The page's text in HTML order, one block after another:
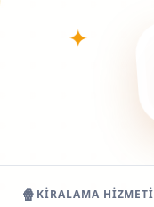
✦
🍿 KIRALAMA HIZMETI